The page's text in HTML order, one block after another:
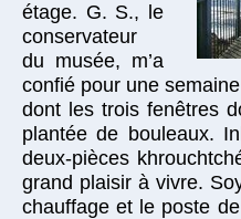
étage. G. S., le
conservateur
du musée, m’a
confié pour une
dont les trois fenêtres
plantée de bouleaux.
deux-pièces
grand plaisir à vivre.
chauffage et le poste